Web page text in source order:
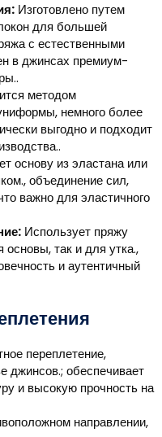
Изготовлено путем
для большей
с естественными
в джинсах премиум-
методом
немного более
выгодно и подходит
основу из эластана или
объединение сил,
важно для эластичного
Использует пряжу
основы, так и для утка.,
и аутентичный
переплетение,
джинсов.; обеспечивает
и высокую прочность на
направлении,